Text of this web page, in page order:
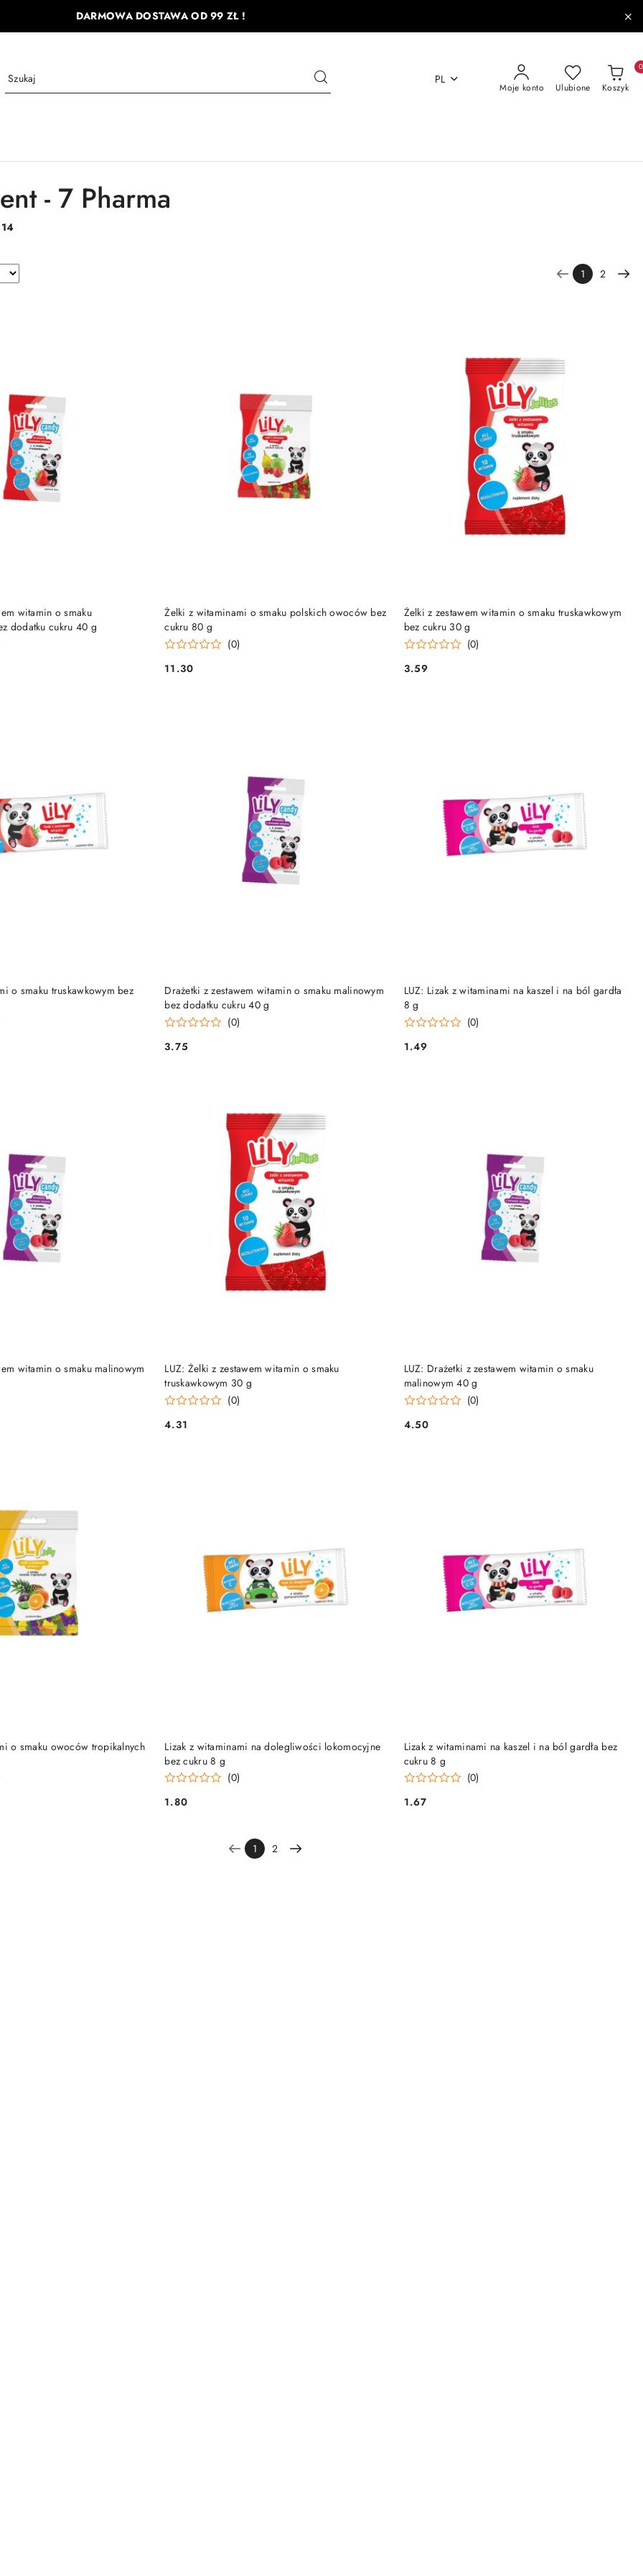
DARMOWA DOSTAWA OD 99 ZŁ !
PL
Moje konto Ulubione Koszyk
0
- 7 Pharma
14
1 2
witamin o smaku
dodatku cukru 40 g
DO KOSZYKA
Żelki z witaminami o smaku polskich owoców bez
cukru 80 g
(0)
Cena:
11.30
DO KOSZYKA
Żelki z zestawem witamin o smaku truskawkowym
bez cukru 30 g
(0)
Cena:
3.59
DO KOSZYKA
o smaku truskawkowym bez
DO KOSZYKA
Drażetki z zestawem witamin o smaku malinowym
bez dodatku cukru 40 g
(0)
Cena:
3.75
DO KOSZYKA
LUZ: Lizak z witaminami na kaszel i na ból gardła
8 g
(0)
Cena:
1.49
PRODUKT NIEDOSTĘPNY
witamin o smaku malinowym
NIEDOSTĘPNY
LUZ: Żelki z zestawem witamin o smaku
truskawkowym 30 g
(0)
Cena:
4.31
PRODUKT NIEDOSTĘPNY
LUZ: Drażetki z zestawem witamin o smaku
malinowym 40 g
(0)
Cena:
4.50
PRODUKT NIEDOSTĘPNY
o smaku owoców tropikalnych
NIEDOSTĘPNY
Lizak z witaminami na dolegliwości lokomocyjne
bez cukru 8 g
(0)
Cena:
1.80
PRODUKT NIEDOSTĘPNY
Lizak z witaminami na kaszel i na ból gardła bez
cukru 8 g
(0)
Cena:
1.67
PRODUKT NIEDOSTĘPNY
1 2